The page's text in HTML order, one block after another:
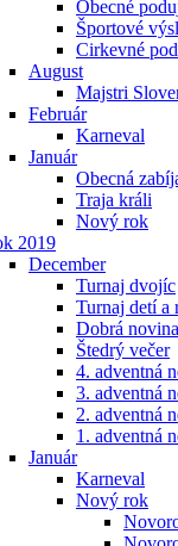
Obecné
Športové
Cirkevné
August
Majstri
Február
Karneval
Január
Obecná
Traja králi
Nový rok
2019
December
Turnaj dvojíc
Turnaj detí a
Dobrá novina
Štedrý večer
4. adventná
3. adventná
2. adventná
1. adventná
Január
Karneval
Nový rok